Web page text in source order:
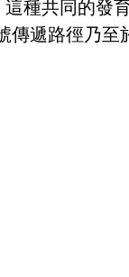
這種共同的發
傳遞路徑乃至